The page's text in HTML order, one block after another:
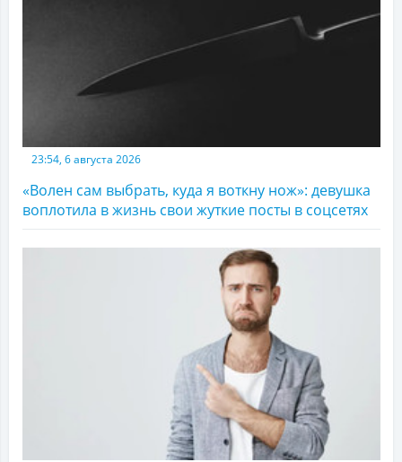
23:54, 6 августа 2026
«Волен сам выбрать, куда я воткну нож»: девушка
воплотила в жизнь свои жуткие посты в соцсетях